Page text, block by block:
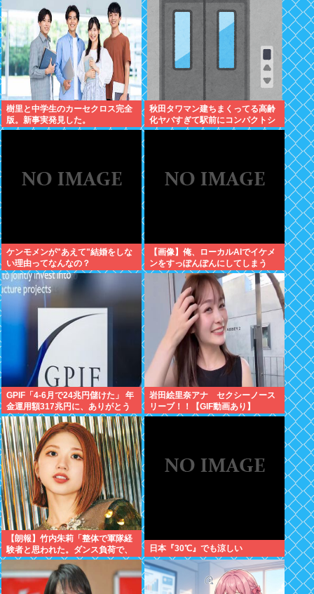
樹里と中学生のカーセクロス完全
版。新事実発見した。
秋田タワマン建ちまくってる高齢
化ヤバすぎて駅前にコンパクトシ
ティつくって...
ケンモメンが"あえて"結婚をしな
い理由ってなんなの？
【画像】俺、ローカルAIでイケメ
ンをすっぽんぽんにしてしまう
www
GPIF「4-6月で24兆円儲けた」 年
金運用額317兆円に、ありがとう
高市
岩田絵里奈アナ セクシーノース
リーブ！！【GIF動画あり】
【朗報】竹内朱莉「整体で軍隊経
験者と思われた。ダンス負荷で、
私の骨と筋肉はもうグチャグチャ
になってい
日本『30℃』でも涼しい